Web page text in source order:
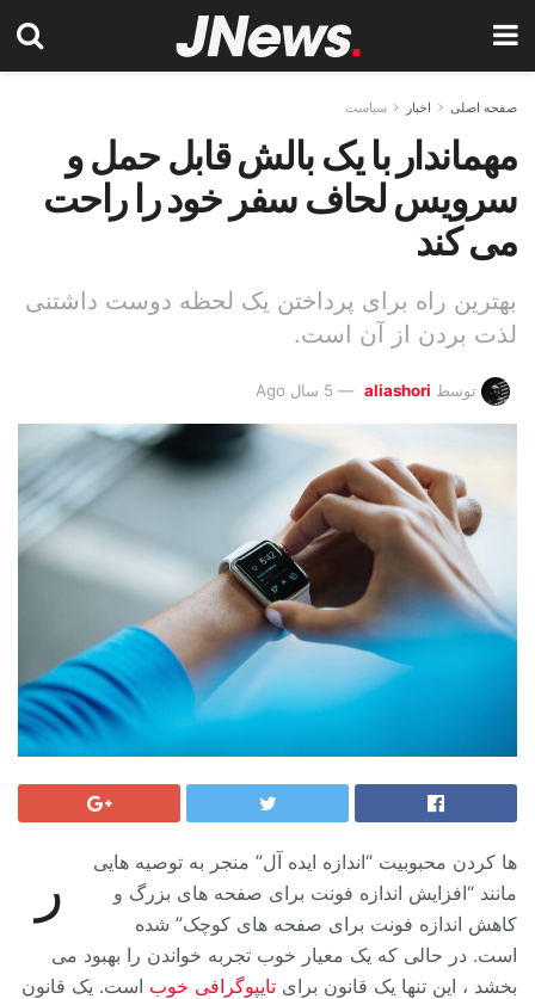
صفحه اصلی اخبار سیاست
مهماندار با یک بالش قابل حمل و
سرویس لحاف سفر خود را راحت
می کند
بهترین راه برای پرداختن یک لحظه دوست داشتنی
لذت بردن از آن است.
توسط aliashori 5 سال Ago
ر
ها کردن محبوبیت “اندازه ایده آل” منجر به توصیه هایی
مانند “افزایش اندازه فونت برای صفحه های بزرگ و
کاهش اندازه فونت برای صفحه های کوچک” شده
است. در حالی که یک معیار خوب تجربه خواندن را بهبود می
بخشد ، این تنها یک قانون برای تایپوگرافی خوب است. یک قانون